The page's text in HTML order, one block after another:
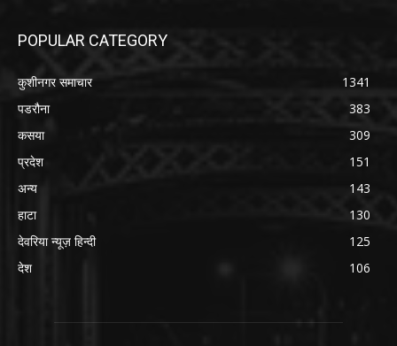
POPULAR CATEGORY
कुशीनगर समाचार
1341
पडरौना
383
कसया
309
प्रदेश
151
अन्य
143
हाटा
130
देवरिया न्यूज़ हिन्दी
125
देश
106